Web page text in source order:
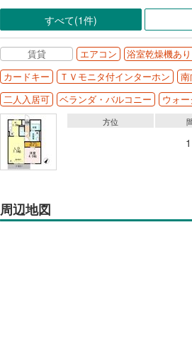
すべて(1件)
賃貸 エアコン
浴室乾燥機あり
カードキー
ＴＶモニタ付インターホン
二人入居可
ベランダ・バルコニー ウォ
方位
周辺地図